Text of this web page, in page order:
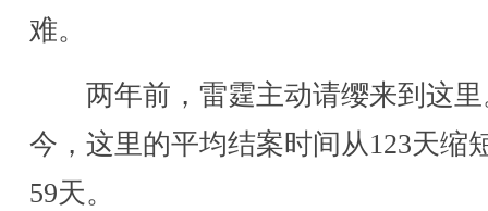
难。
两年前，雷霆主动请缨来到这里
今，这里的平均结案时间从123天缩
59天。